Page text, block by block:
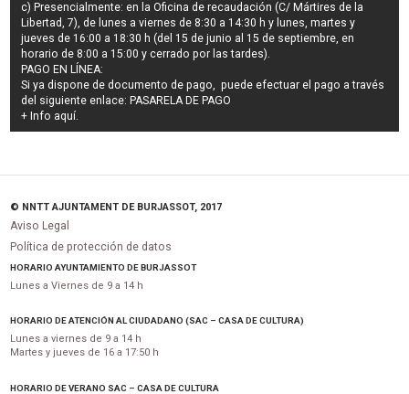
c) Presencialmente: en la Oficina de recaudación (C/ Mártires de la
Libertad, 7), de lunes a viernes de 8:30 a 14:30 h y lunes, martes y
jueves de 16:00 a 18:30 h (del 15 de junio al 15 de septiembre, en
horario de 8:00 a 15:00 y cerrado por las tardes).
PAGO EN LÍNEA:
Si ya dispone de documento de pago, puede efectuar el pago a través
del siguiente enlace: PASARELA DE PAGO
+ Info aquí.
© NNTT AJUNTAMENT DE BURJASSOT, 2017
Aviso Legal
Política de protección de datos
HORARIO AYUNTAMIENTO DE BURJASSOT
Lunes a Viernes de 9 a 14 h
HORARIO DE ATENCIÓN AL CIUDADANO (SAC – CASA DE CULTURA)
Lunes a viernes de 9 a 14 h
Martes y jueves de 16 a 17:50 h
HORARIO DE VERANO SAC – CASA DE CULTURA